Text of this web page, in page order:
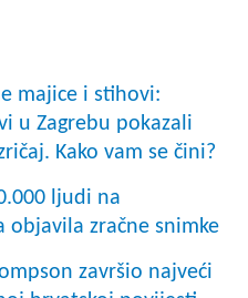
majice i stihovi:
u Zagrebu pokazali
Kako vam se čini?
ljudi na
objavila zračne snimke
završio najveći